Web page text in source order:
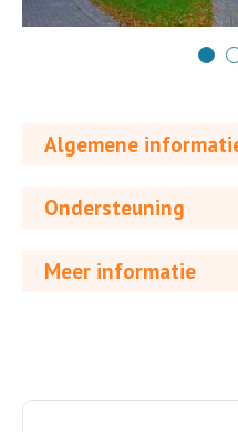
Algemene
Ondersteuning
Meer informatie